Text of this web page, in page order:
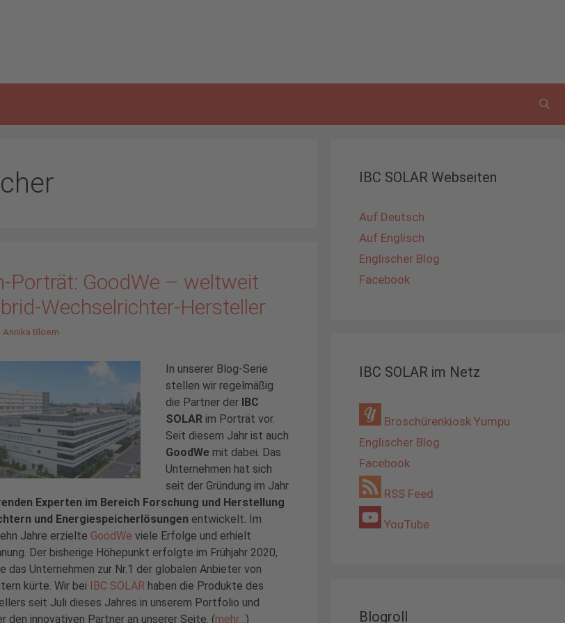
Porträt: GoodWe – weltweit
Wechselrichter-Hersteller
Annika Bloem
In unserer Blog-Serie
stellen wir regelmäßig
die Partner der IBC
SOLAR im Porträt vor.
Seit diesem Jahr ist auch
GoodWe mit dabei. Das
Unternehmen hat sich
seit der Gründung im Jahr
Experten im Bereich Forschung und Herstellung
und Energiespeicherlösungen entwickelt. Im
Jahre erzielte GoodWe viele Erfolge und erhielt
Der bisherige Höhepunkt erfolgte im Frühjahr 2020,
das Unternehmen zur Nr.1 der globalen Anbieter von
kürte. Wir bei IBC SOLAR haben die Produkte des
seit Juli dieses Jahres in unserem Portfolio und
den innovativen Partner an unserer Seite. (mehr… )
IBC SOLAR Webseiten
Auf Deutsch
Auf Englisch
Englischer Blog
Facebook
IBC SOLAR im Netz
Broschürenkiosk Yumpu
Englischer Blog
Facebook
RSS Feed
YouTube
Blogroll